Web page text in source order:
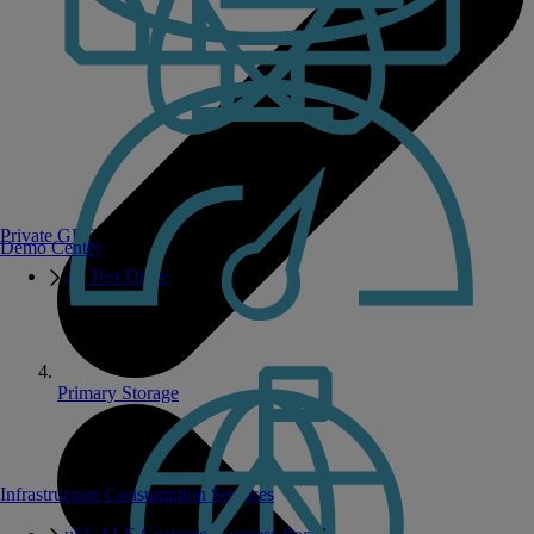
Private GPT
AI Test Drive
Infrastructure Consumption Services
Demo Center
Primary Storage